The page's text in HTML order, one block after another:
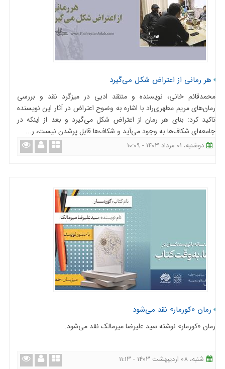
هر رمانی از اعتراض شکل می‌گیرد
محمدقائم خانی، نویسنده و منتقد ادبی در میزگرد نقد و بررسی
رمان‌های مریم مطهری‌راد با اشاره به وضوح اعتراض در آثار این نویسنده
تاکید کرد: بنای هر رمان از اعتراض شکل می‌گیرد و بعد از اینکه در
جامعه‌ای شکاف‌ها به وجود می‌آید و شکاف‌ها قابل پرشدن نیست، ر...
دوشنبه، 01 مرداد 1403 - 10:09
رمان «کورمار» نقد می‌شود
رمان «کورمار» نوشته سید علیرضا میرمالک نقد می‌شود.
شنبه، 08 اردیبهشت 1403 - 11:13